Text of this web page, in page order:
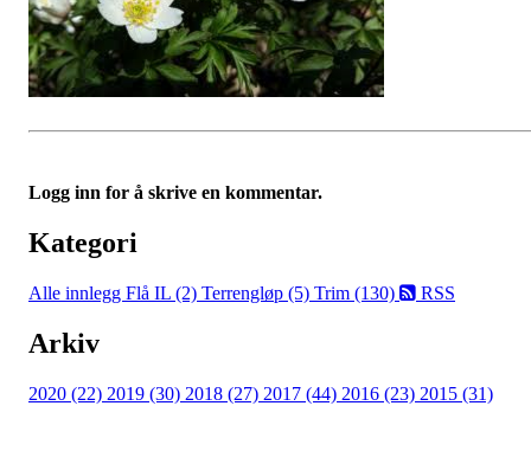
Logg inn for å skrive en kommentar.
Kategori
Alle innlegg Flå IL (2) Terrengløp (5) Trim (130) RSS
Arkiv
2020 (22) 2019 (30) 2018 (27) 2017 (44) 2016 (23) 2015 (31)